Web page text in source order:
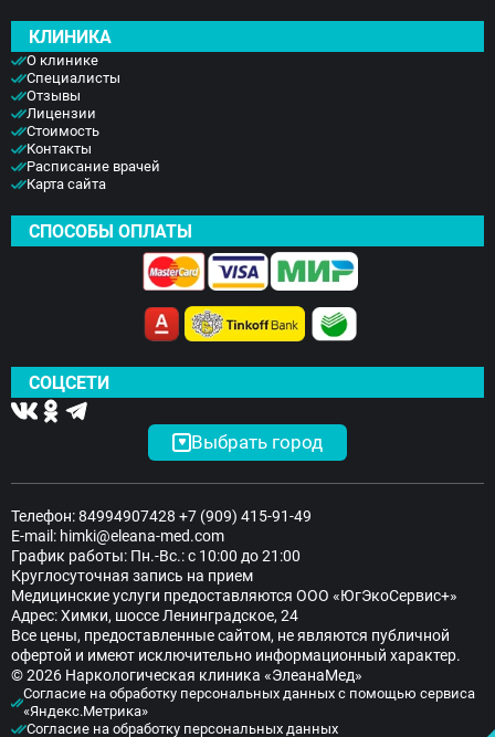
КЛИНИКА
О клинике
Специалисты
Отзывы
Лицензии
Стоимость
Контакты
Расписание врачей
Карта сайта
СПОСОБЫ ОПЛАТЫ
СОЦСЕТИ
Выбрать город
Телефон:84994907428 +7 (909) 415-91-49
E-mail: himki@eleana-med.com
График работы: Пн.-Вс.: с 10:00 до 21:00
Круглосуточная запись на прием
Медицинские услуги предоставляются ООО «ЮгЭкоСервис+»
Адрес: Химки, шоссе Ленинградское, 24
Все цены, предоставленные сайтом, не являются публичной
офертой и имеют исключительно информационный характер.
© 2026 Наркологическая клиника «ЭлеанаМед»
Согласие на обработку персональных данных с помощью сервиса
«Яндекс.Метрика»
Согласие на обработку персональных данных